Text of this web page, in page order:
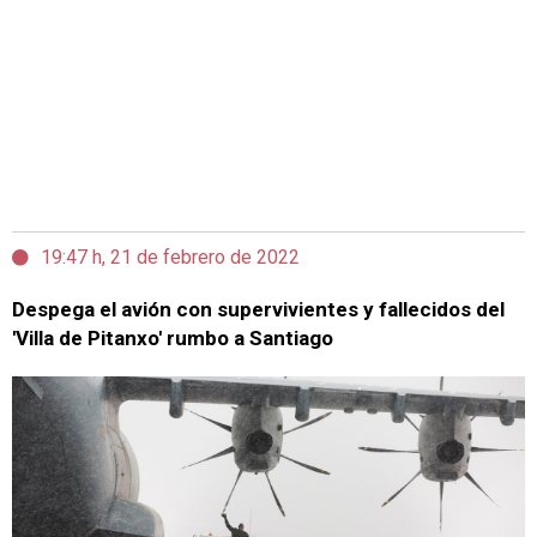
19:47 h, 21 de febrero de 2022
Despega el avión con supervivientes y fallecidos del
'Villa de Pitanxo' rumbo a Santiago